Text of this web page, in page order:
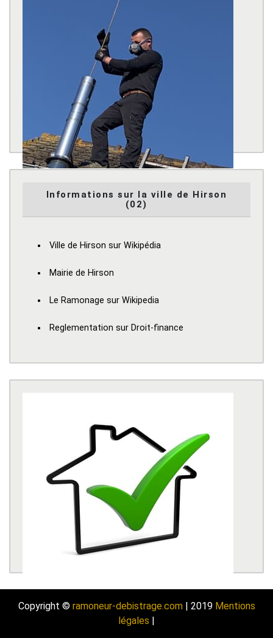
Informations sur la ville de Hirson
(02)
Ville de Hirson sur Wikipédia
Mairie de Hirson
Le Ramonage sur Wikipedia
Reglementation sur Droit-finance
Copyright © ramoneur-debistrage.com| 2019 Mentions
légales